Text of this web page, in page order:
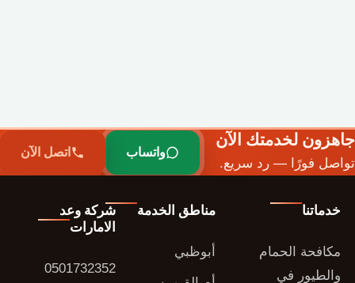
جاهزون لخدمتك الآن
تواصل فورًا — رد سريع.
واتساب اتصل الآن
خدماتنا
مكافحة الحمام
والطيور في
مناطق الخدمة
أبوظبي
شركة وعد
الامارات
0501732352